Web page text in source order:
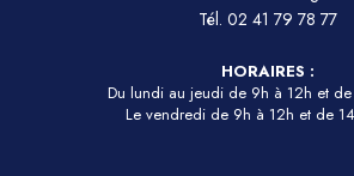
Tél. 02 41 79 78 77
HORAIRES :
Du lundi au jeudi de 9h à 12h et
Le vendredi de 9h à 12h et de